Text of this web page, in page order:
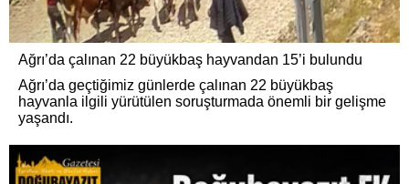
Ağrı’da çalınan 22 büyükbaş hayvandan 15’i bulundu
Ağrı’da geçtiğimiz günlerde çalınan 22 büyükbaş
hayvanla ilgili yürütülen soruşturmada önemli bir gelişme
yaşandı.